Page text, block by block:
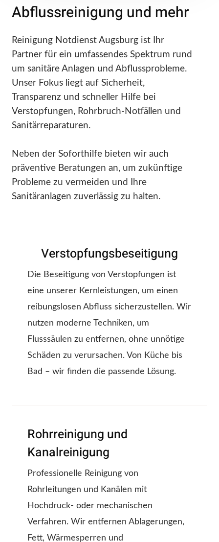
Abflussreinigung und mehr
Reinigung Notdienst Augsburg ist Ihr
Partner für ein umfassendes Spektrum rund
um sanitäre Anlagen und Abflussprobleme.
Unser Fokus liegt auf Sicherheit,
Transparenz und schneller Hilfe bei
Verstopfungen, Rohrbruch-Notfällen und
Sanitärreparaturen.
Neben der Soforthilfe bieten wir auch
präventive Beratungen an, um zukünftige
Probleme zu vermeiden und Ihre
Sanitäranlagen zuverlässig zu halten.
Verstopfungsbeseitigung
Die Beseitigung von Verstopfungen ist
eine unserer Kernleistungen, um einen
reibungslosen Abfluss sicherzustellen. Wir
nutzen moderne Techniken, um
Flusssäulen zu entfernen, ohne unnötige
Schäden zu verursachen. Von Küche bis
Bad – wir finden die passende Lösung.
Rohrreinigung und
Kanalreinigung
Professionelle Reinigung von
Rohrleitungen und Kanälen mit
Hochdruck- oder mechanischen
Verfahren. Wir entfernen Ablagerungen,
Fett, Wärmesperren und